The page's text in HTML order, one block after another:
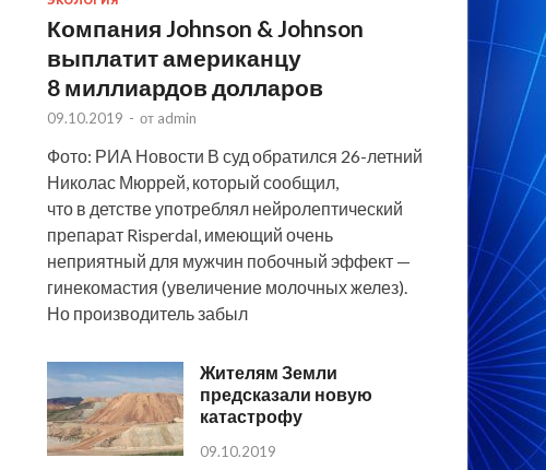
Компания Johnson & Johnson
выплатит американцу
8 миллиардов долларов
09.10.2019 - от admin
Фото: РИА Новости В суд обратился 26-летний
Николас Мюррей, который сообщил,
что в детстве употреблял нейролептический
препарат Risperdal, имеющий очень
неприятный для мужчин побочный эффект —
гинекомастия (увеличение молочных желез).
Но производитель забыл
Жителям Земли
предсказали новую
катастрофу
09.10.2019